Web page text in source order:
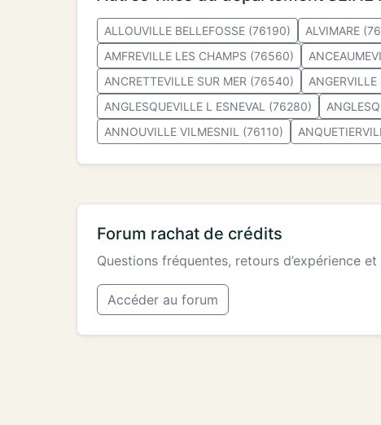
ALLOUVILLE BELLEFOSSE (76190) ALVIMARE
AMFREVILLE LES CHAMPS (76560)
ANCRETTEVILLE SUR MER (76540)
ANGLESQUEVILLE L ESNEVAL (76280)
ANNOUVILLE VILMESNIL (76110)
Forum rachat de crédits
Questions fréquentes, retours d’expérience
Accéder au forum